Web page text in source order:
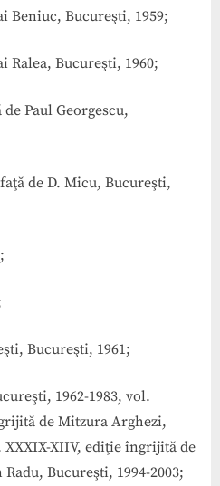
Beniuc, Bucureşti, 1959;
Ralea, Bucureşti, 1960;
Paul Georgescu,
de D. Micu, Bucureşti,
Bucureşti, 1961;
1962-1983, vol.
de Mitzura Arghezi,
XXXIX-XIIV, ediţie îngrijită de
Bucureşti, 1994-2003;